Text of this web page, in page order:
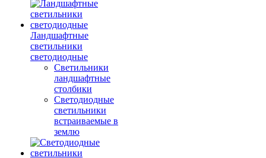
Ландшафтные
светильники
светодиодные
Светильники
ландшафтные
столбики
Светодиодные
светильники
встраиваемые в
землю